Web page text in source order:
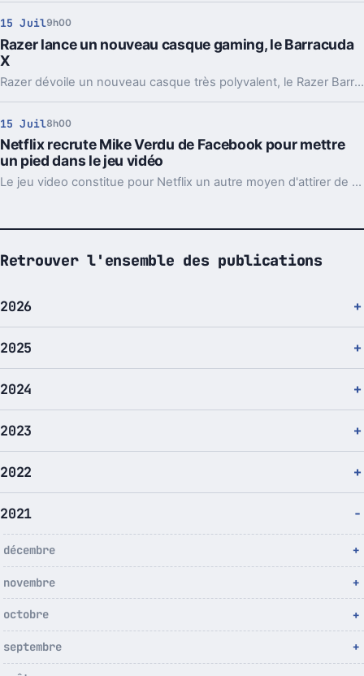
15 Juil9h00
Razer lance un nouveau casque gaming, le Barracuda
X
Razer dévoile un nouveau casque très polyvalent, le Razer Barracuda X, compatible avec de très nombreux appareils.
15 Juil8h00
Netflix recrute Mike Verdu de Facebook pour mettre
un pied dans le jeu vidéo
Le jeu video constitue pour Netflix un autre moyen d'attirer de nouveaux clients et permet également d'offrir un contenu qu'aucun de ses concurrents directs ne propose actuellement.
Retrouver l'ensemble des publications
2026
2025
2024
2023
2022
2021
décembre
novembre
octobre
septembre